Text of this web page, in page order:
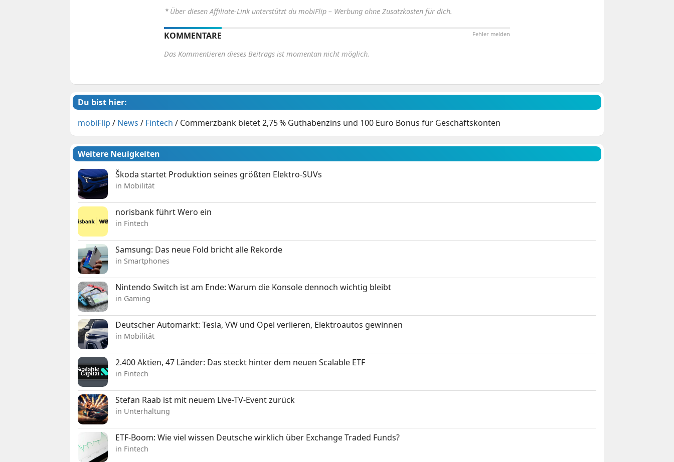
⋆ Über diesen Affiliate-Link unterstützt du mobiFlip – Werbung ohne Zusatzkosten für dich.
Fehler melden
KOMMENTARE
Das Kommentieren dieses Beitrags ist momentan nicht möglich.
Du bist hier:
mobiFlip / News / Fintech / Commerzbank bietet 2,75 % Guthabenzins und 100 Euro Bonus für Geschäftskonten
Weitere Neuigkeiten
Škoda startet Produktion seines größten Elektro-SUVs
in Mobilität
norisbank führt Wero ein
in Fintech
Samsung: Das neue Fold bricht alle Rekorde
in Smartphones
Nintendo Switch ist am Ende: Warum die Konsole dennoch wichtig bleibt
in Gaming
Deutscher Automarkt: Tesla, VW und Opel verlieren, Elektroautos gewinnen
in Mobilität
2.400 Aktien, 47 Länder: Das steckt hinter dem neuen Scalable ETF
in Fintech
Stefan Raab ist mit neuem Live-TV-Event zurück
in Unterhaltung
ETF-Boom: Wie viel wissen Deutsche wirklich über Exchange Traded Funds?
in Fintech